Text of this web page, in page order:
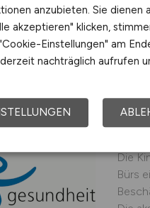
Die
Bürs
anzubieten. Sie
akzeptieren" klicken,
Einstellungen" am
nachträglich aufrufen